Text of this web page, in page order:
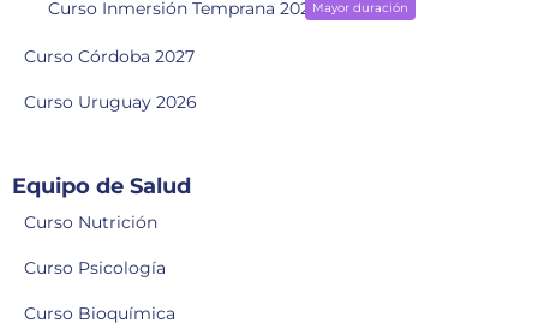
Curso Inmersión Temprana 2028Mayor duración
Curso Córdoba 2027
Curso Uruguay 2026
Equipo de Salud
Curso Nutrición
Curso Psicología
Curso Bioquímica